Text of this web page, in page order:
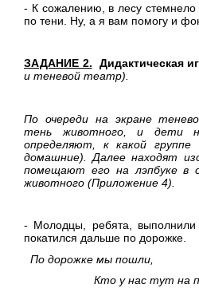
- К сожалению, в лесу стемнело
по тени. Ну, а я вам помогу и
ЗАДАНИЕ 2. Дидактическая
и теневой театр).
По очереди на экране
тень животного, и дети
определяют, к какой группе
домашние). Далее находят
помещают его на лэпбуке в
животного (Приложение 4).
- Молодцы, ребята,
покатился дальше по дорожке.
По дорожке мы пошли,
Кто у нас тут на